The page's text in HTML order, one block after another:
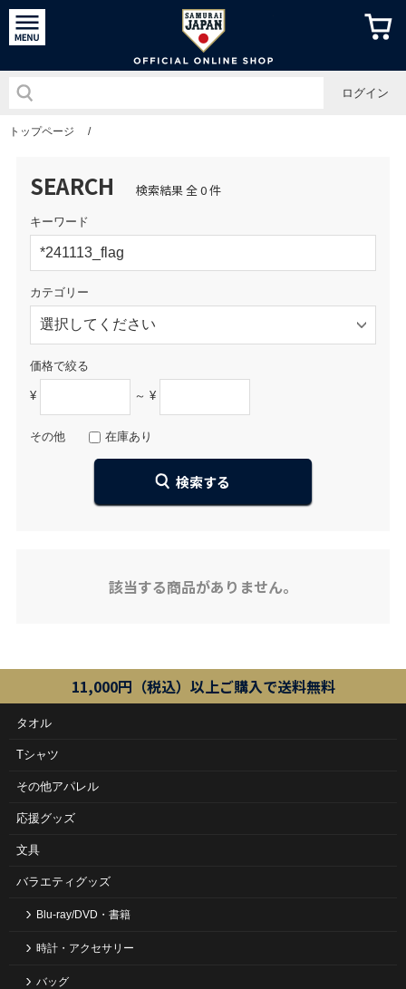
侍ジャパ
ログイン
トップページ /
SEARCH 検索結果 全 0 件
キーワード
カテゴリー
価格で絞る
¥ ～ ¥
その他 在庫あり
該当する商品がありません。
11,000円（税込）以上ご購入で送料無料
タオル
Tシャツ
その他アパレル
応援グッズ
文具
バラエティグッズ
Blu-ray/DVD・書籍
時計・アクセサリー
バッグ